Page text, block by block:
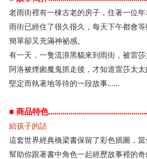
老雨街裡有一棟古老的房子，住著一位
雨街已經住了很久很久，每天下午都會
簡單卻又充滿神祕感。
有一天，一隻流浪黑貓來到雨街，被雷
阿洛被煙囪魔鬼抓走後，才知道雷莎太
堅定而執著地等待的一段故事......
■ 商品特色
給孩子的話
這套世界經典橋梁書保留了彩色插圖，
幫助你跟著書中角色一起經歷故事裡的